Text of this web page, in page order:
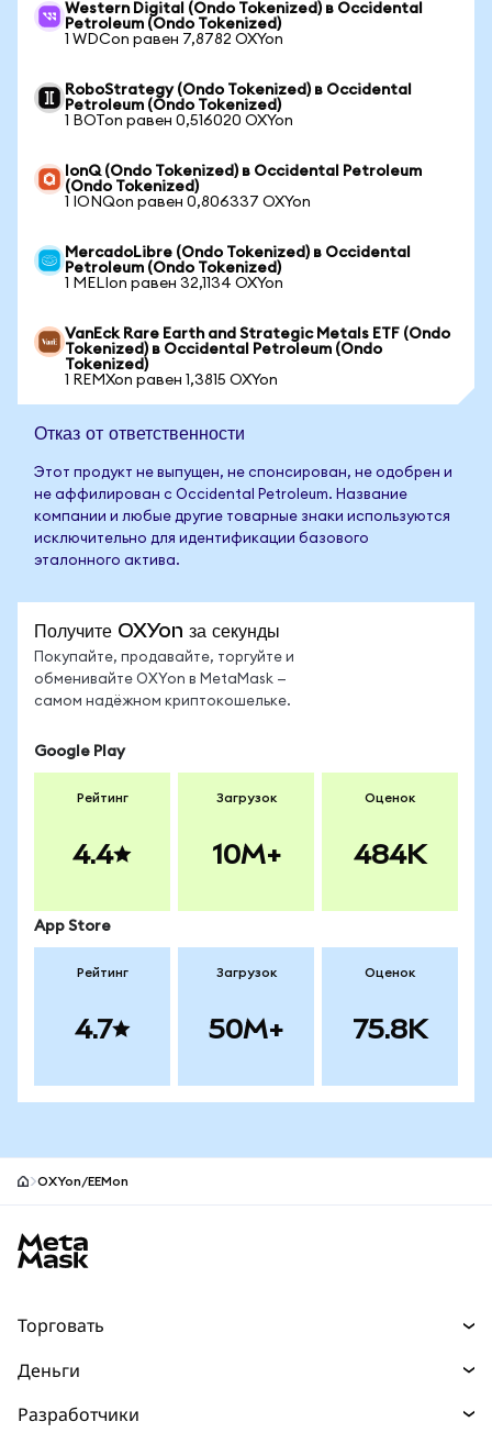
Western Digital (Ondo Tokenized) в Occidental
Petroleum (Ondo Tokenized)
1 WDCon равен 7,8782 OXYon
RoboStrategy (Ondo Tokenized) в Occidental
Petroleum (Ondo Tokenized)
1 BOTon равен 0,516020 OXYon
IonQ (Ondo Tokenized) в Occidental Petroleum
(Ondo Tokenized)
1 IONQon равен 0,806337 OXYon
MercadoLibre (Ondo Tokenized) в Occidental
Petroleum (Ondo Tokenized)
1 MELIon равен 32,1134 OXYon
VanEck Rare Earth and Strategic Metals ETF (Ondo
Tokenized) в Occidental Petroleum (Ondo
Tokenized)
1 REMXon равен 1,3815 OXYon
Отказ от ответственности
Этот продукт не выпущен, не спонсирован, не одобрен и
не аффилирован с Occidental Petroleum. Название
компании и любые другие товарные знаки используются
исключительно для идентификации базового
эталонного актива.
Получите OXYon за секунды
Покупайте, продавайте, торгуйте и
обменивайте OXYon в MetaMask —
самом надёжном криптокошельке.
Google Play
Рейтинг
4.4
Загрузок
10M+
Оценок
484K
App Store
Рейтинг
4.7
Загрузок
50M+
Оценок
75.8K
OXYon/EEMon
Торговать
Прогнозы
Деньги
Разработчики